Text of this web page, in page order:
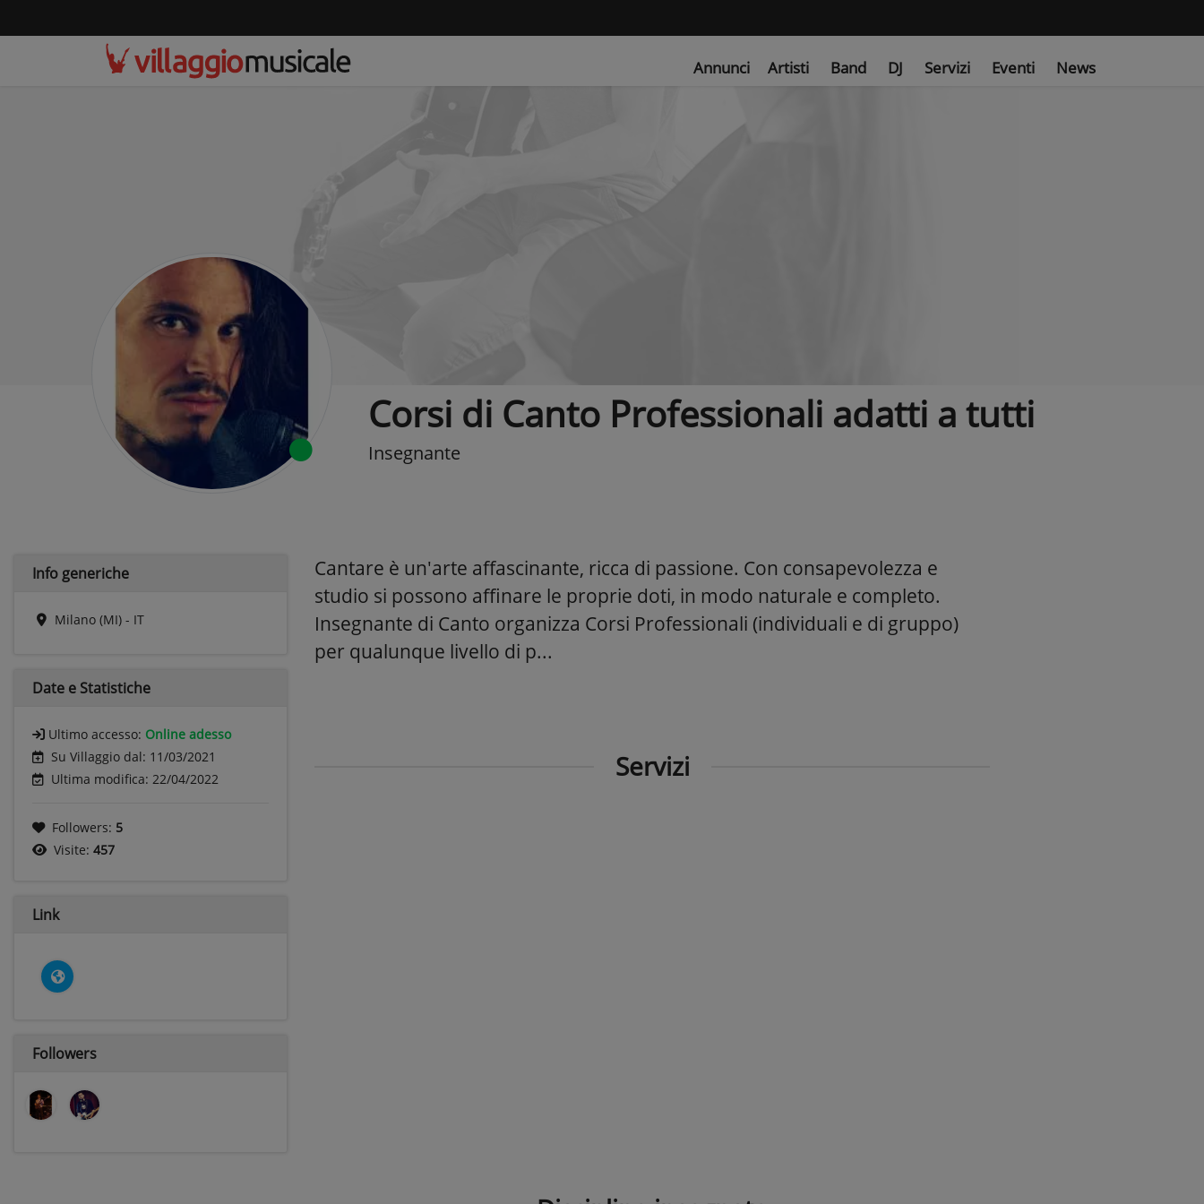
Annunci Artisti Band DJ Servizi Eventi News
Corsi di Canto Professionali adatti a tutti
Insegnante
Info generiche
Milano (MI) - IT
Date e Statistiche
Ultimo accesso: Online adesso
Su Villaggio dal: 11/03/2021
Ultima modifica: 22/04/2022
Followers: 5
Visite: 457
Link
Followers
Cantare è un'arte affascinante, ricca di passione. Con consapevolezza e
studio si possono affinare le proprie doti, in modo naturale e completo.
Insegnante di Canto organizza Corsi Professionali (individuali e di gruppo)
per qualunque livello di p...
Servizi